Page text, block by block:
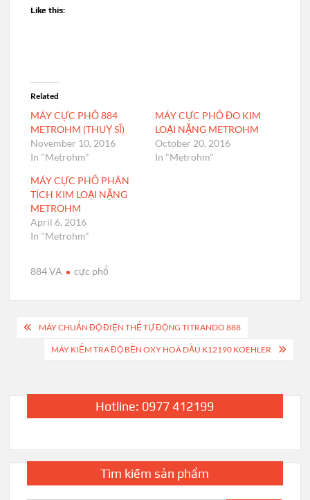
Like this:
Related
MÁY CỰC PHỔ 884
METROHM (THUỴ SĨ)
November 10, 2016
In "Metrohm"
MÁY CỰC PHỔ ĐO KIM
LOẠI NẶNG METROHM
October 20, 2016
In "Metrohm"
MÁY CỰC PHỔ PHÂN
TÍCH KIM LOẠI NẶNG
METROHM
April 6, 2016
In "Metrohm"
884 VA cực phổ
Post
navigation
MÁY CHUẨN ĐỘ ĐIỆN THẾ TỰ ĐỘNG TITRANDO 888
MÁY KIỂM TRA ĐỘ BỀN OXY HOÁ DẦU K12190 KOEHLER
Hotline: 0977 412199
Tìm kiếm sản phẩm